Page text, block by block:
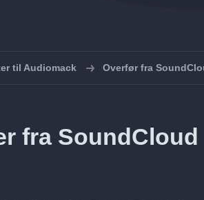
til Audiomack Overfør fra
fra